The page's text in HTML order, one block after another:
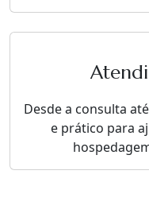
Desde a consulta
e prático para